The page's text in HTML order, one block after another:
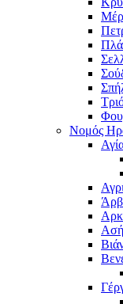
Νομός